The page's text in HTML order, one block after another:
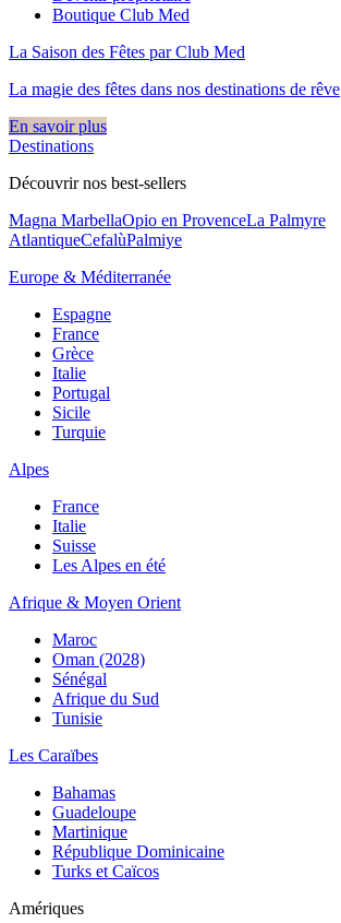
Boutique Club Med
La Saison des Fêtes par Club Med
La magie des fêtes dans nos destinations de rêve​
En savoir plus
Destinations
Découvrir nos best-sellers
Magna MarbellaOpio en ProvenceLa Palmyre
AtlantiqueCefalùPalmiye
Europe & Méditerranée
Espagne
France
Grèce
Italie
Portugal
Sicile
Turquie
Alpes
France
Italie
Suisse
Les Alpes en été
Afrique & Moyen Orient
Maroc
Oman (2028)
Sénégal
Afrique du Sud
Tunisie
Les Caraïbes
Bahamas
Guadeloupe
Martinique
République Dominicaine
Turks et Caïcos
Amériques